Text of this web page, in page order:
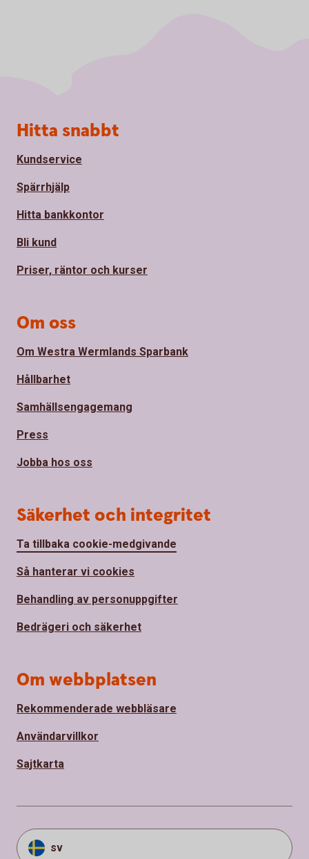
Sidfot
Hitta snabbt
Kundservice
Spärrhjälp
Hitta bankkontor
Bli kund
Priser, räntor och kurser
Om oss
Om Westra Wermlands Sparbank
Hållbarhet
Samhällsengagemang
Press
Jobba hos oss
Säkerhet och integritet
Ta tillbaka cookie-medgivande
Så hanterar vi cookies
Behandling av personuppgifter
Bedrägeri och säkerhet
Om webbplatsen
Rekommenderade webbläsare
Användarvillkor
Sajtkarta
sv